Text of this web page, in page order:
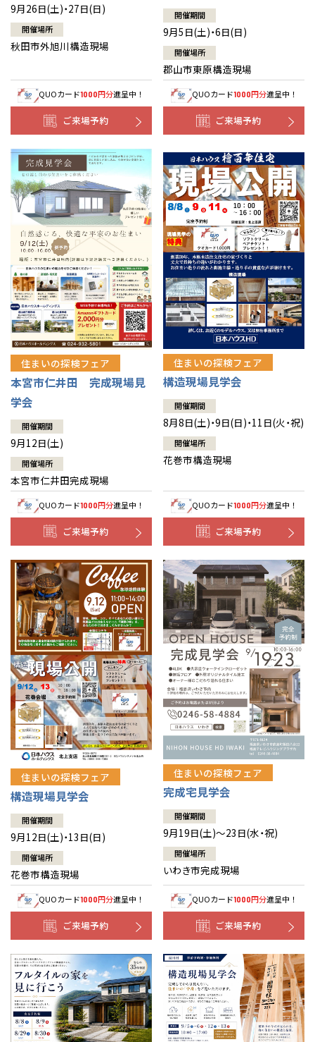
9月26日(土)・27日(日)
開催場所
秋田市外旭川構造現場
QUOカード1000円分進呈中！
ご来場予約
開催期間
9月5日(土)・6日(日)
開催場所
郡山市東原構造現場
QUOカード1000円分進呈中！
ご来場予約
住まいの探検フェア
本宮市仁井田 完成現場見
学会
開催期間
9月12日(土)
開催場所
本宮市仁井田完成現場
QUOカード1000円分進呈中！
ご来場予約
住まいの探検フェア
構造現場見学会
開催期間
8月8日(土)・9日(日)・11日(火・祝)
開催場所
花巻市構造現場
QUOカード1000円分進呈中！
ご来場予約
住まいの探検フェア
構造現場見学会
開催期間
9月12日(土)・13日(日)
開催場所
花巻市構造現場
QUOカード1000円分進呈中！
ご来場予約
住まいの探検フェア
完成宅見学会
開催期間
9月19日(土)～23日(水・祝)
開催場所
いわき市完成現場
QUOカード1000円分進呈中！
ご来場予約